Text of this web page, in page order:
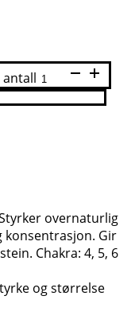
overnaturlig
konsentrasjon. Gir
Chakra: 4, 5, 6
og størrelse